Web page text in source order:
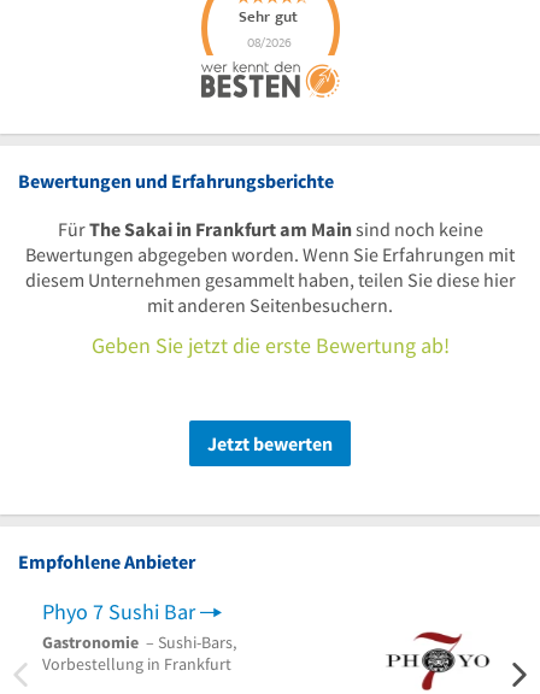
Bewertungen und Erfahrungsberichte
FürThe Sakai in Frankfurt am Mainsind noch keine
Bewertungen abgegeben worden. Wenn Sie Erfahrungen mit
diesem Unternehmen gesammelt haben, teilen Sie diese hier
mit anderen Seitenbesuchern.
Geben Sie jetzt die erste Bewertung ab!
Jetzt bewerten
Empfohlene Anbieter
Phyo 7 Sushi Bar
Gastronomie – Sushi-Bars,
Vorbestellung in Frankfurt